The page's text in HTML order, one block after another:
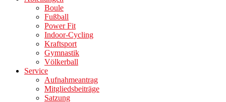
Boule
Fußball
Power Fit
Indoor-Cycling
Kraftsport
Gymnastik
Völkerball
Service
Aufnahmeantrag
Mitgliedsbeiträge
Satzung